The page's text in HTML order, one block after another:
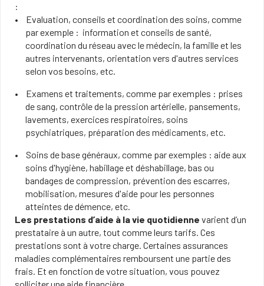
:
Evaluation, conseils et coordination des soins, comme
par exemple : information et conseils de santé,
coordination du réseau avec le médecin, la famille et les
autres intervenants, orientation vers d'autres services
selon vos besoins, etc.
Examens et traitements, comme par exemples : prises
de sang, contrôle de la pression artérielle, pansements,
lavements, exercices respiratoires, soins
psychiatriques, préparation des médicaments, etc.
Soins de base généraux, comme par exemples : aide aux
soins d'hygiène, habillage et déshabillage, bas ou
bandages de compression, prévention des escarres,
mobilisation, mesures d'aide pour les personnes
atteintes de démence, etc.
Les prestations d’aide à la vie quotidienne varient d’un
prestataire à un autre, tout comme leurs tarifs. Ces
prestations sont à votre charge. Certaines assurances
maladies complémentaires remboursent une partie des
frais. Et en fonction de votre situation, vous pouvez